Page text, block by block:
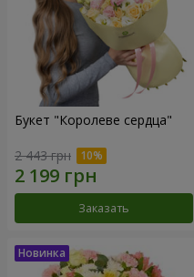
Букет "Королеве сердца"
2 443 грн
Заказать